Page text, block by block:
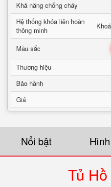
Khả năng chống cháy
Hệ thống khóa liên hoàn
thông minh
Mầu sắc
Thương hiệu
Bảo hành
Giá
Nổi bật
Tủ